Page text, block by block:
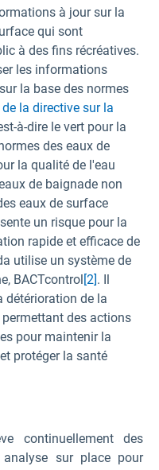
à jour sur la
qui sont
à des fins récréatives.
les informations
la base des normes
la directive sur la
à-dire le vert pour la
des eaux de
la qualité de l'eau
de baignade non
eaux de surface
un risque pour la
rapide et efficace de
utilise un système de
BACTcontrol[2]. Il
détérioration de la
des actions
pour maintenir la
protéger la santé
continuellement des
sur place pour